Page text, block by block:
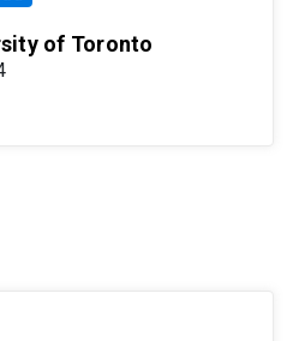
of Toronto